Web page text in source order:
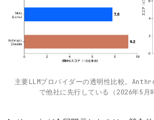
主要LLMプロバイダーの透明性比較。
で他社に先行している（2026年5月